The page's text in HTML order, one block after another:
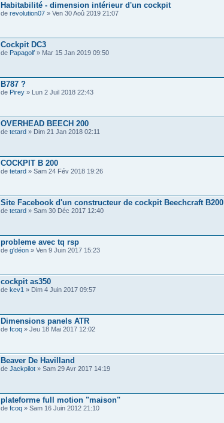
Habitabilité - dimension intérieur d'un cockpit
de revolution07 » Ven 30 Aoû 2019 21:07
Cockpit DC3
de Papagolf » Mar 15 Jan 2019 09:50
B787 ?
de Pirey » Lun 2 Juil 2018 22:43
OVERHEAD BEECH 200
de tetard » Dim 21 Jan 2018 02:11
COCKPIT B 200
de tetard » Sam 24 Fév 2018 19:26
Site Facebook d'un constructeur de cockpit Beechcraft B200
de tetard » Sam 30 Déc 2017 12:40
probleme avec tq rsp
de g'déon » Ven 9 Juin 2017 15:23
cockpit as350
de kev1 » Dim 4 Juin 2017 09:57
Dimensions panels ATR
de fcoq » Jeu 18 Mai 2017 12:02
Beaver De Havilland
de Jackpilot » Sam 29 Avr 2017 14:19
plateforme full motion "maison"
de fcoq » Sam 16 Juin 2012 21:10